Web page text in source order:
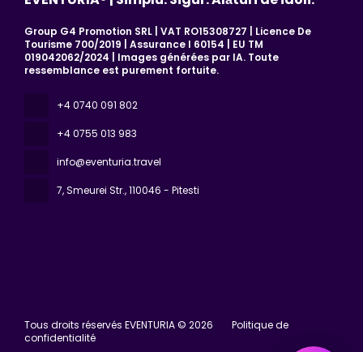
Group G4 Promotion SRL | VAT RO15308727 | Licence De
Tourisme 700/2019 | Assurance I 60154 | EU TM
019042062/2024 | Images générées par IA. Toute
ressemblance est purement fortuite.
+4 0740 091 802
+4 0755 013 983
info@eventuria.travel
7, Smeurei Str., 110046 - Pitesti
Tous droits réservés EVENTURIA © 2026
Politique de
confidentialité